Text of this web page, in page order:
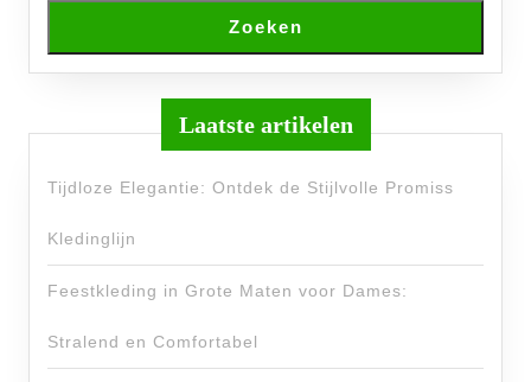
Zoeken
Laatste artikelen
Tijdloze Elegantie: Ontdek de Stijlvolle Promiss
Kledinglijn
Feestkleding in Grote Maten voor Dames:
Stralend en Comfortabel